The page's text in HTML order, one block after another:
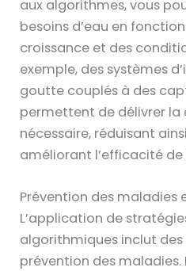
aux algorithmes, vous
besoins d’eau en
croissance et des
exemple, des systèmes
goutte couplés à des
permettent de délivrer la
nécessaire, réduisant
améliorant l’efficacité de
Prévention des maladies
L’application de
algorithmiques inclut
prévention des